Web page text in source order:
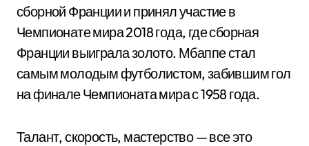
сборной Франции и принял участие в
Чемпионате мира 2018 года, где сборная
Франции выиграла золото. Мбаппе стал
самым молодым футболистом, забившим гол
на финале Чемпионата мира с 1958 года.
Талант, скорость, мастерство — все это